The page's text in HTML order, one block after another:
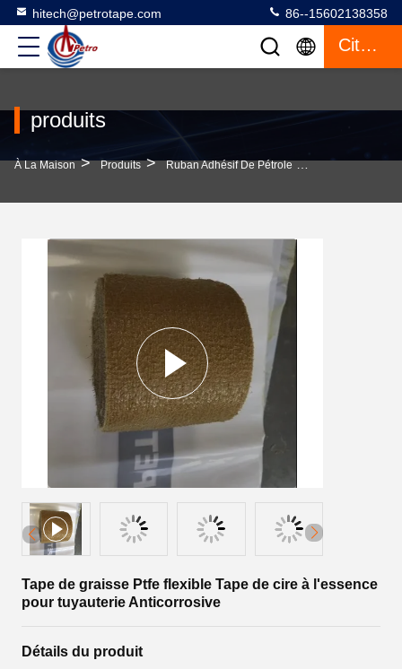
hitech@petrotape.com 86--15602138358
Citation
produits
À La Maison > Produits > Ruban Adhésif De Pétrole >
Tape de graisse Ptfe flexible Tape de cire à l'essence
pour tuyauterie Anticorrosive
Détails du produit